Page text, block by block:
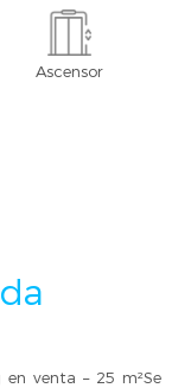
Ascensor
en venta – 25 m²Se